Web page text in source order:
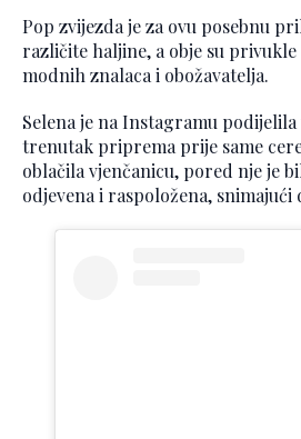
Pop zvijezda je za ovu posebnu
različite haljine, a obje su
modnih znalaca i obožavatelja.
Selena je na Instagramu
trenutak priprema prije same
oblačila vjenčanicu, pored nje je
odjevena i raspoložena,